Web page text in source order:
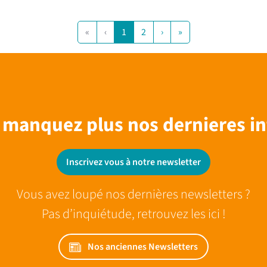
« ‹ 1 2 › »
plus nos dernieres
Inscrivez vous à notre newsletter
Vous avez loupé nos dernières newsletters ?
Pas d’inquiétude, retrouvez les ici !
Nos anciennes Newsletters